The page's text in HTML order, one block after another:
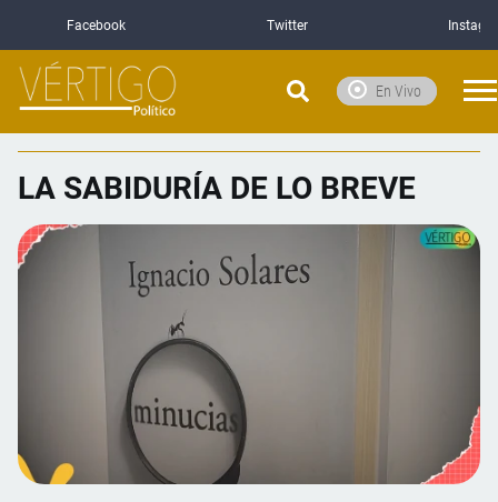
Facebook Twitter
En Vivo
LA SABIDURÍA DE LO BREVE